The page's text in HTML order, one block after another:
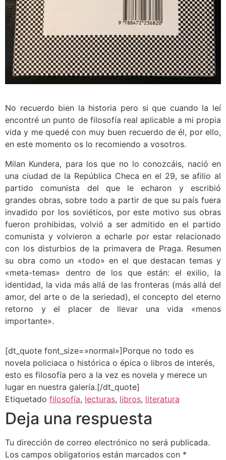
No recuerdo bien la historia pero si que cuando la leí
encontré un punto de filosofía real aplicable a mi propia
vida y me quedé con muy buen recuerdo de él, por ello,
en este momento os lo recomiendo a vosotros.
Milan Kundera, para los que no lo conozcáis, nació en
una ciudad de la República Checa en el 29, se afilio al
partido comunista del que le echaron y escribió
grandes obras, sobre todo a partir de que su país fuera
invadido por los soviéticos, por este motivo sus obras
fueron prohibidas, volvió a ser admitido en el partido
comunista y volvieron a echarle por estar relacionado
con los disturbios de la primavera de Praga. Resumen
su obra como un «todo» en el que destacan temas y
«meta-temas» dentro de los que están: el exilio, la
identidad, la vida más allá de las fronteras (más allá del
amor, del arte o de la seriedad), el concepto del eterno
retorno y el placer de llevar una vida «menos
importante».
[dt_quote font_size=»normal»]Porque no todo es
novela policiaca o histórica o épica o libros de interés,
esto es filosofía pero a la vez es novela y merece un
lugar en nuestra galería.[/dt_quote]
Etiquetado filosofía, lecturas, libros, literatura
Deja una respuesta
Tu dirección de correo electrónico no será publicada.
Los campos obligatorios están marcados con *